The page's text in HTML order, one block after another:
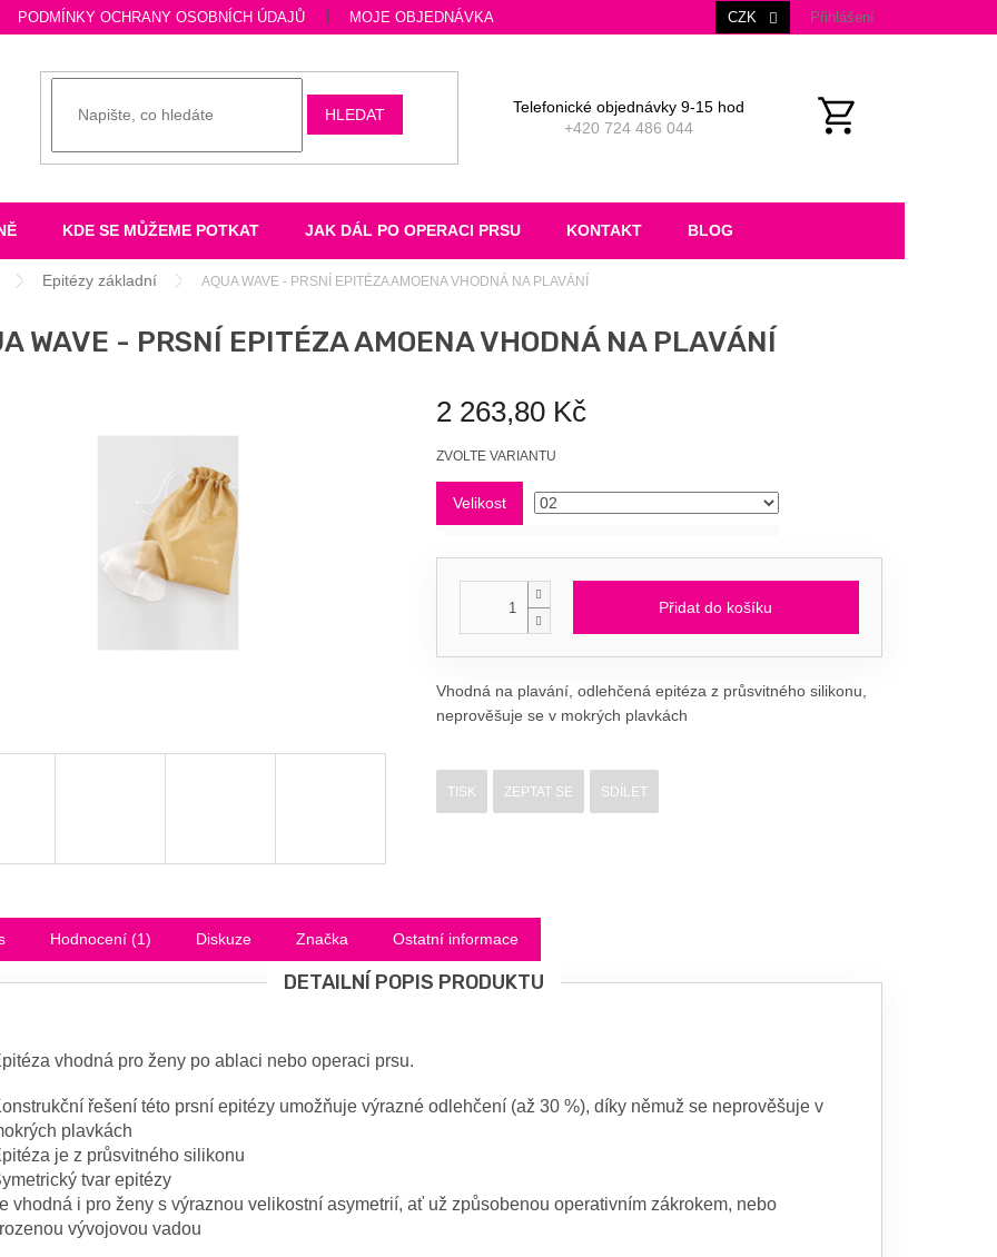
PODMÍNKY OCHRANY OSOBNÍCH ÚDAJŮ MOJE OBJEDNÁVKA CZK Přihlášení
HLEDAT
Telefonické objednávky 9-15 hod
+420 724 486 044
KDE SE MŮŽEME POTKAT JAK DÁL PO OPERACI PRSU KONTAKT BLOG
Epitézy základní AQUA WAVE - PRSNÍ EPITÉZA AMOENA VHODNÁ NA PLAVÁNÍ
WAVE - PRSNÍ EPITÉZA AMOENA VHODNÁ NA PLAVÁNÍ
2 263,80 Kč
Měrná
ZVOLTE VARIANTU
Velikost
Přidat do košíku
Vhodná na plavání, odlehčená epitéza z průsvitného silikonu,
neprověšuje se v mokrých plavkách
TISK ZEPTAT SE SDÍLET
Hodnocení (1) Diskuze Značka Ostatní informace
DETAILNÍ POPIS PRODUKTU
vhodná pro ženy po ablaci nebo operaci prsu.
řešení této prsní epitézy umožňuje výrazné odlehčení (až 30 %), díky němuž se neprověšuje v
plavkách
je z průsvitného silikonu
tvar epitézy
vhodná i pro ženy s výraznou velikostní asymetrií, ať už způsobenou operativním zákrokem, nebo
vývojovou vadou